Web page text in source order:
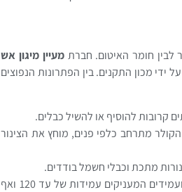
לבין חומר האיטום. חברתמעיין מיגון אש
ידי מכון התקנים. בין הפתרונות הנפוצים
קרובות להוסיף או להשיל כבלים.
מתרחב כלפי פנים, מוחץ את הצינור
מתכת וכבלי חשמל בודדים.
חזקים ועמידים המעניקים עמידות של עד 120 ואף